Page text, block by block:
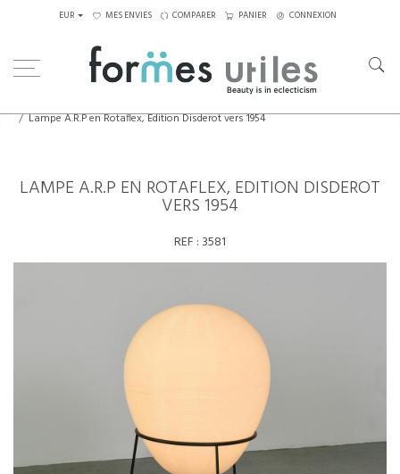
EUR MES ENVIES COMPARER PANIER CONNEXION
Lampe A.R.P en Rotaflex, Edition Disderot vers 1954
LAMPE A.R.P EN ROTAFLEX, EDITION DISDEROT
VERS 1954
REF : 3581